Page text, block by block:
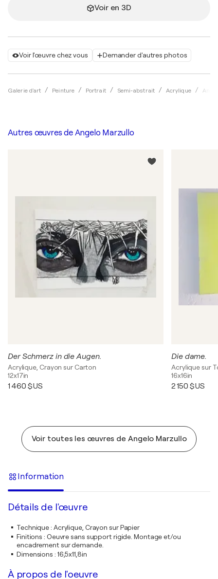
Voir l'œuvre chez vous Demander d'autres photos
Galerie d'art Peinture Portrait Semi-abstrait Acrylique
Voir en 3D
Autres œuvres de Angelo Marzullo
Der Schmerz in die Augen.
Acrylique, Crayon sur Carton
12x17in
1 460 $US
Die dame.
Acrylique sur
16x16in
2 150 $US
Voir toutes les œuvres de Angelo Marzullo
Information
Détails de l'œuvre
Technique: Acrylique, Crayon sur Papier
Finitions : Oeuvre sans support rigide. Montage et/ou
encadrement sur demande.
Dimensions : 16,5x11,8in
À propos de l'oeuvre